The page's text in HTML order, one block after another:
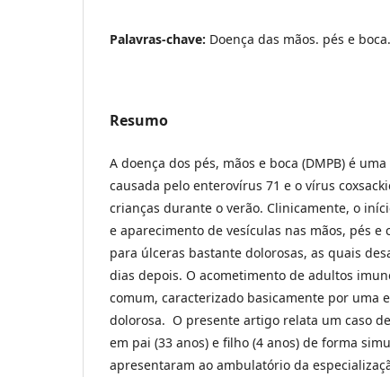
Palavras-chave: Doença das mãos. pés e
Resumo
A doença dos pés, mãos e boca (DMPB) é
causada pelo enterovírus 71 e o vírus
crianças durante o verão. Clinicamente, o
e aparecimento de vesículas nas mãos, pés
para úlceras bastante dolorosas, as quais
dias depois. O acometimento de adultos
comum, caracterizado basicamente por uma
dolorosa. O presente artigo relata um caso
em pai (33 anos) e filho (4 anos) de forma
apresentaram ao ambulatório da